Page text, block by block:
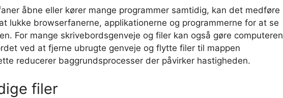
åbne eller kører mange programmer samtidig, kan det medføre
lukke browserfanerne, applikationerne og programmerne for at se
For mange skrivebordsgenveje og filer kan også gøre computeren
ved at fjerne ubrugte genveje og flytte filer til mappen
reducerer baggrundsprocesser der påvirker hastigheden.
filer